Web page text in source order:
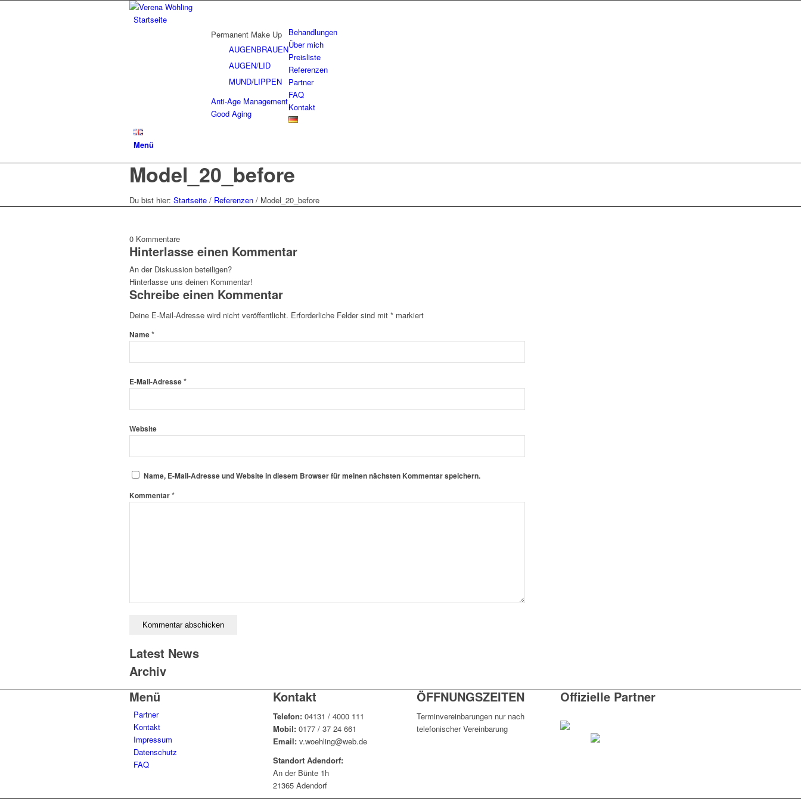
Startseite
Behandlungen
Permanent Make Up
AUGENBRAUEN
AUGEN/LID
MUND/LIPPEN
Anti-Age Management
Good Aging
Über mich
Preisliste
Referenzen
Partner
FAQ
Kontakt
Menü
Model_20_before
Du bist hier: Startseite / Referenzen / Model_20_before
0 Kommentare
Hinterlasse einen Kommentar
An der Diskussion beteiligen?
Hinterlasse uns deinen Kommentar!
Schreibe einen Kommentar
Deine E-Mail-Adresse wird nicht veröffentlicht. Erforderliche Felder sind mit * markiert
Name*
E-Mail-Adresse*
Website
Name, E-Mail-Adresse und Website in diesem Browser für meinen nächsten Kommentar speichern.
Kommentar*
Latest News
Archiv
Menü
Partner
Kontakt
Impressum
Datenschutz
FAQ
Kontakt
Telefon: 04131 / 4000 111
Mobil: 0177 / 37 24 661
Email: v.woehling@web.de
Standort Adendorf:
An der Bünte 1h
21365 Adendorf
ÖFFNUNGSZEITEN
Terminvereinbarungen nur nach
telefonischer Vereinbarung
Offizielle Partner